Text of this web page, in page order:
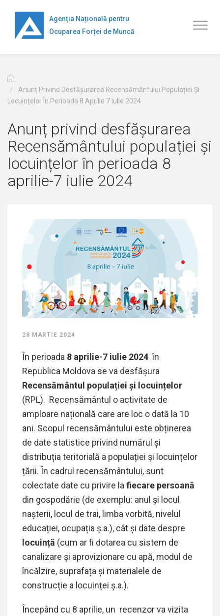
conţinutul
principal
Agenția Națională pentru
Ocuparea Forței de Muncă
Anunț Privind Desfășurarea Recensământului Populației Și
Locuințelor În Perioada 8 Aprilie 7 Iulie 2024
Anunț privind desfășurarea
Recensământului populației și
locuințelor în perioada 8
aprilie-7 iulie 2024
28 MARTIE 2024
În perioada 8 aprilie-7 iulie 2024 în
Republica Moldova se va desfășura
Recensământul populației și locuințelor
(RPL). Recensământul o activitate de
amploare națională care are loc o dată la 10
ani. Scopul recensământului este obținerea
de date statistice privind numărul și
distribuția teritorială a populației și locuințelor
țării. În cadrul recensământului, sunt
colectate date cu privire lafiecare persoană
din gospodărie (de exemplu: anul și locul
nașterii, locul de trai, limba vorbită, nivelul
educației, ocupația ș.a.), cât și date despre
locuință (cum ar fi dotarea cu sistem de
canalizare și aprovizionare cu apă, modul de
încălzire, suprafața și materialele de
construcție a locuinței ș.a.).
Începând cu 8 aprilie, un recenzor va vizita